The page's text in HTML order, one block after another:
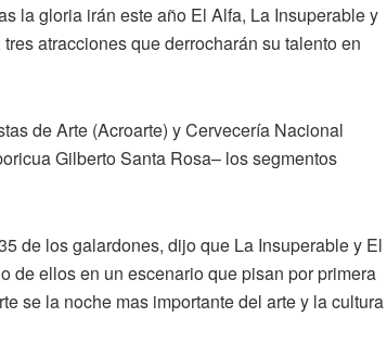
la gloria irán este año El Alfa, La Insuperable y
atracciones que derrocharán su talento en
de Arte (Acroarte) y Cervecería Nacional
Gilberto Santa Rosa– los segmentos
de los galardones, dijo que La Insuperable y El
de ellos en un escenario que pisan por primera
se la noche mas importante del arte y la cultura